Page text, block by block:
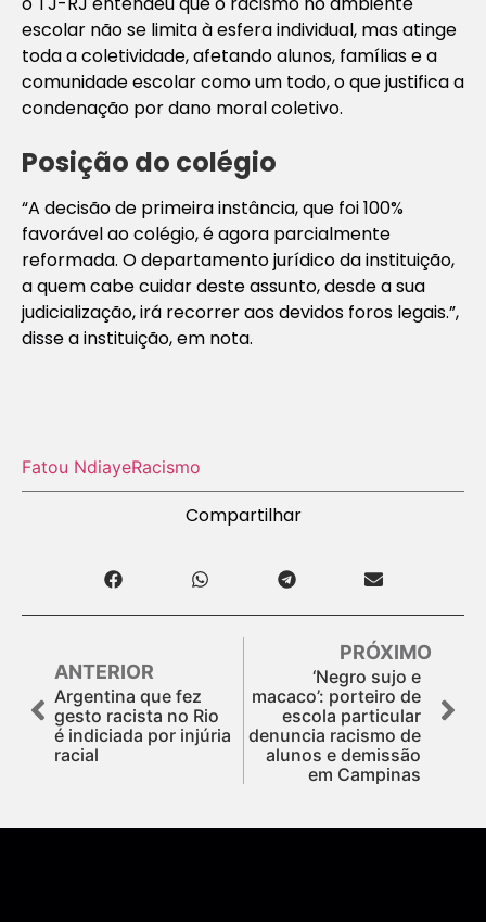
escolar não se limita à esfera individual, mas atinge
toda a coletividade, afetando alunos, famílias e a
comunidade escolar como um todo, o que justifica a
condenação por dano moral coletivo.
Posição do colégio
“A decisão de primeira instância, que foi 100%
favorável ao colégio, é agora parcialmente
reformada. O departamento jurídico da instituição,
a quem cabe cuidar deste assunto, desde a sua
judicialização, irá recorrer aos devidos foros legais.”,
disse a instituição, em nota.
Fatou NdiayeRacismo
Compartilhar
ANTERIOR
Argentina que fez
gesto racista no Rio
é indiciada por injúria
racial
PRÓXIMO
‘Negro sujo e
macaco’: porteiro de
escola particular
denuncia racismo de
alunos e demissão
em Campinas